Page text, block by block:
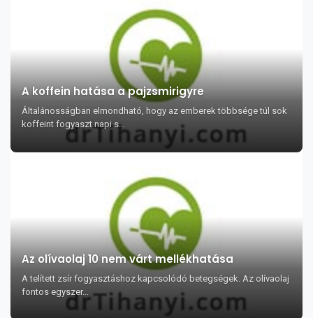
A koffein hatása a pajzsmirigyre
Általánosságban elmondható, hogy az emberek többsége túl sok
koffeint fogyaszt napi s...
Az olívaolaj 10 nem várt mellékhatása
A telített zsír fogyasztáshoz kapcsolódó betegségek. Az olívaolaj
fontos egyszer...